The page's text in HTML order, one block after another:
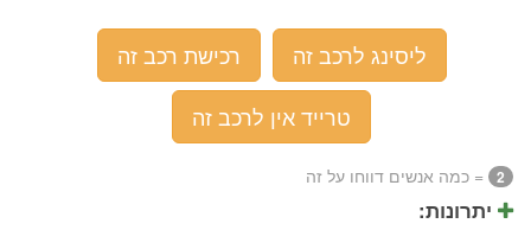
ליסינג לרכב זה
רכישת רכב זה
טרייד אין לרכב זה
2 = כמה אנשים דווחו על זה
יתרונות: